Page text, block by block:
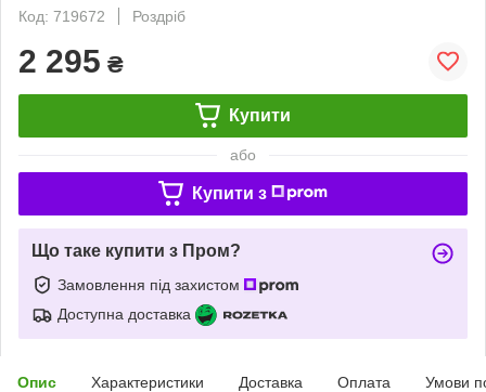
Код: 719672
Роздріб
2 295 ₴
Купити
або
Купити з
Що таке купити з Пром?
Замовлення під захистом
Доступна доставка
Опис Характеристики Доставка Оплата Умови